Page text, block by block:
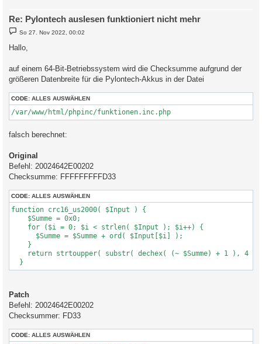
Re: Pylontech auslesen funktioniert nicht mehr
B
e
i
t
a
g
So 27. Nov 2022, 00:02
Hallo,
auf einem 64-Bit-Betriebssystem wird die Checksumme aufgrund der
größeren Datenbreite für die Pylontech-Akkus in der Datei
CODE: ALLES AUSWÄHLEN
/var/www/html/phpinc/funktionen.inc.php
falsch berechnet:
Original
Befehl: 20024642E00202
Checksumme: FFFFFFFFFD33
CODE: ALLES AUSWÄHLEN
function crc16_us2000( $Input ) {
    $Summe = 0x0;
    for ($i = 0; $i < strlen( $Input ); $i++) {
      $Summe = $Summe + ord( $Input[$i] );
    }
return strtoupper( substr( dechex( (~ $Summe) + 1 ), 4
Patch
Befehl: 20024642E00202
Checksummer: FD33
CODE: ALLES AUSWÄHLEN